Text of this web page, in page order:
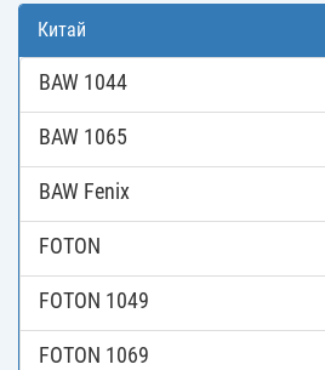
Китай
BAW 1044
BAW 1065
BAW Fenix
FOTON
FOTON 1049
FOTON 1069